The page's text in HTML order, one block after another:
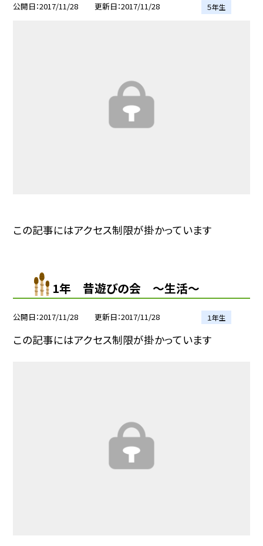
公開日 2017/11/28 更新日 2017/11/28 ５年生
この記事にはアクセス制限が掛かっています
1年 昔遊びの会 〜生活〜
公開日 2017/11/28 更新日 2017/11/28 １年生
この記事にはアクセス制限が掛かっています